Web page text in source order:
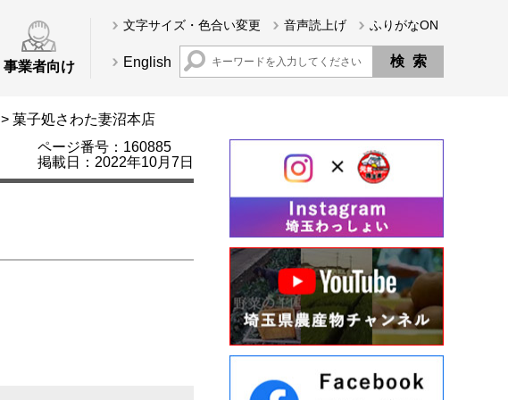
事業者向け
文字サイズ・色合い変更 音声読上げ ふりがなON
English
> 菓子処さわた妻沼本店
ページ番号：160885
掲載日：2022年10月7日